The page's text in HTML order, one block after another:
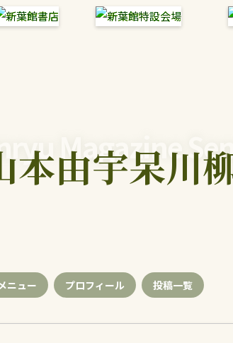
Magazine
本由宇呆川
ニュー プロフィール 投稿一覧